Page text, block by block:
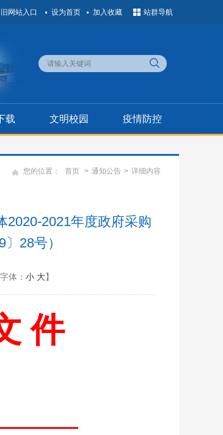
旧网站入口 设为首页 加入收藏 站群导航
载 文明校园 疫情防控
您的位置： 首页 > 通知公告 > 详细内容
2020-2021年度政府采购
28号）
字体： 小 大】
件